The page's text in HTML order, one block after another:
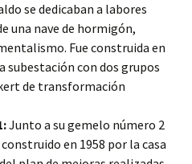
se dedicaban a labores
una nave de hormigón,
Fue construida en
subestación con dos grupos
de transformación
Junto a su gemelo número 2
en 1958 por la casa